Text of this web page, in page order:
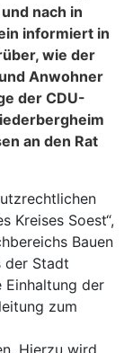
nach in
informiert in
wie der
Anwohner
der CDU-
an den Rat
Kreises Soest“,
Bauen
der Stadt
Einhaltung der
zum
Hierzu wird